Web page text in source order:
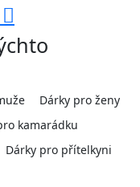
Dárky pro ženy
kamarádku
Dárky pro přítelkyni